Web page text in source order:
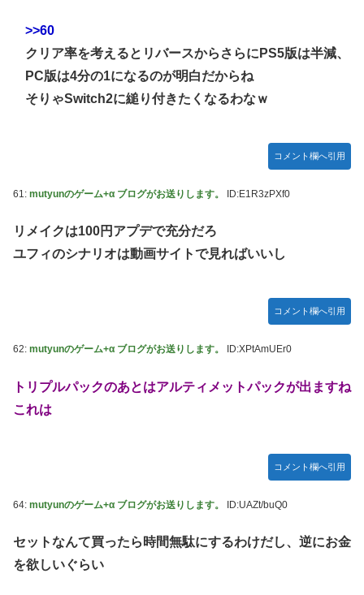
>>60
クリア率を考えるとリバースからさらにPS5版は半減、
PC版は4分の1になるのが明白だからね
そりゃSwitch2に縋り付きたくなるわなｗ
コメント欄へ引用
61: mutyunのゲーム+α ブログがお送りします。 ID:E1R3zPXf0
リメイクは100円アプデで充分だろ
ユフィのシナリオは動画サイトで見ればいいし
コメント欄へ引用
62: mutyunのゲーム+α ブログがお送りします。 ID:XPtAmUEr0
トリプルパックのあとはアルティメットパックが出ますね
これは
コメント欄へ引用
64: mutyunのゲーム+α ブログがお送りします。 ID:UAZt/buQ0
セットなんて買ったら時間無駄にするわけだし、逆にお金
を欲しいぐらい